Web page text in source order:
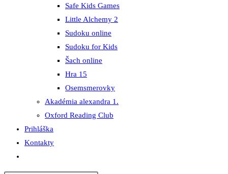
Safe Kids Games
Little Alchemy 2
Sudoku online
Sudoku for Kids
Šach online
Hra 15
Osemsmerovky
Akadémia alexandra 1.
Oxford Reading Club
Prihláška
Kontakty